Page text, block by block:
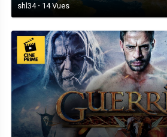
shl34 · 14 Vues